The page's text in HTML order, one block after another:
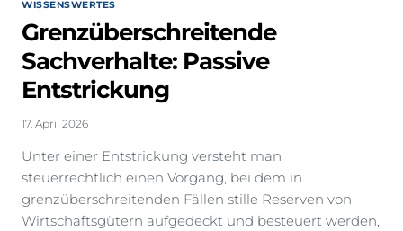
WISSENSWERTES
Grenzüberschreitende
Sachverhalte: Passive
Entstrickung
17. April 2026
Unter einer Entstrickung versteht man
steuerrechtlich einen Vorgang, bei dem in
grenzüberschreitenden Fällen stille Reserven von
Wirtschaftsgütern aufgedeckt und besteuert werden,